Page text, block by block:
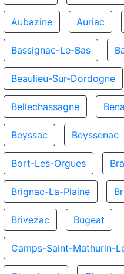
Aubazine Auriac
Bassignac-Le-Bas
Beaulieu-Sur-Dordogne
Bellechassagne
Beyssac Beyssenac
Bort-Les-Orgues
Brignac-La-Plaine
Brivezac Bugeat
Camps-Saint-Mathurin-